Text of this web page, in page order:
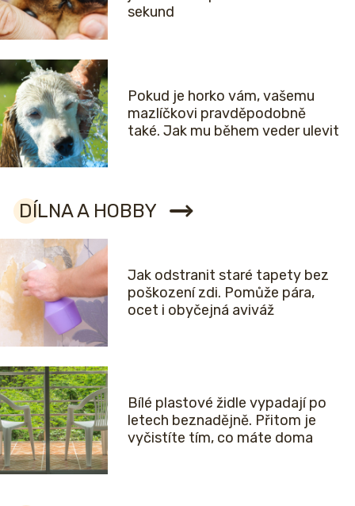
sekund
Pokud je horko vám, vašemu
mazlíčkovi pravděpodobně
také. Jak mu během veder ulevit
DÍLNA A HOBBY
Jak odstranit staré tapety bez
poškození zdi. Pomůže pára,
ocet i obyčejná aviváž
Bílé plastové židle vypadají po
letech beznadějně. Přitom je
vyčistíte tím, co máte doma